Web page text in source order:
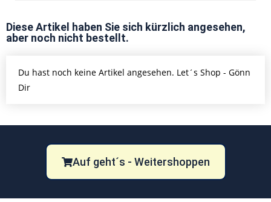
Diese Artikel haben Sie sich kürzlich angesehen,
aber noch nicht bestellt.
Du hast noch keine Artikel angesehen. Let´s Shop - Gönn
Dir
Auf geht´s - Weitershoppen